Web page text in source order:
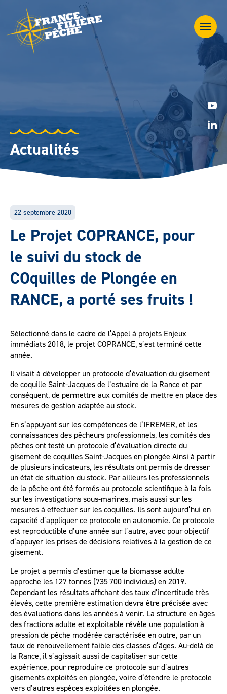
Actualités
22 septembre 2020
Le Projet COPRANCE, pour
le suivi du stock de
COquilles de Plongée en
RANCE, a porté ses fruits !
Sélectionné dans le cadre de l’Appel à projets Enjeux
immédiats 2018, le projet COPRANCE, s’est terminé cette
année.
Il visait à développer un protocole d’évaluation du gisement
de coquille Saint-Jacques de l’estuaire de la Rance et par
conséquent, de permettre aux comités de mettre en place des
mesures de gestion adaptée au stock.
En s’appuyant sur les compétences de l’IFREMER, et les
connaissances des pêcheurs professionnels, les comités des
pêches ont testé un protocole d’évaluation directe du
gisement de coquilles Saint-Jacques en plongée Ainsi à partir
de plusieurs indicateurs, les résultats ont permis de dresser
un état de situation du stock. Par ailleurs les professionnels
de la pêche ont été formés au protocole scientifique à la fois
sur les investigations sous-marines, mais aussi sur les
mesures à effectuer sur les coquilles. Ils sont aujourd’hui en
capacité d’appliquer ce protocole en autonomie. Ce protocole
est reproductible d’une année sur l’autre, avec pour objectif
d’appuyer les prises de décisions relatives à la gestion de ce
gisement.
Le projet a permis d’estimer que la biomasse adulte
approche les 127 tonnes (735 700 individus) en 2019.
Cependant les résultats affichant des taux d’incertitude très
élevés, cette première estimation devra être précisée avec
des évaluations dans les années à venir. La structure en âges
des fractions adulte et exploitable révèle une population à
pression de pêche modérée caractérisée en outre, par un
taux de renouvellement faible des classes d’âges. Au-delà de
la Rance, il s’agissait aussi de capitaliser sur cette
expérience, pour reproduire ce protocole sur d’autres
gisements exploités en plongée, voire d’étendre le protocole
vers d’autres espèces exploitées en plongée.